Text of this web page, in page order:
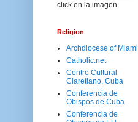
click en la imagen
Religion
Archdiocese of Miami
Catholic.net
Centro Cultural
Claretiano. Cuba
Conferencia de
Obispos de Cuba
Conferencia de